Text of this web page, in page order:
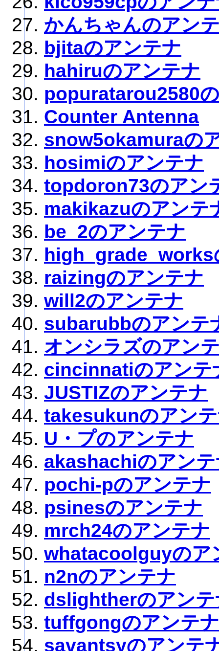
かんちゃんのアン
bjitaのアンテナ
hahiruのアンテナ
popuratarou2580
Counter Antenna
snow5okamuraの
hosimiのアンテナ
topdoron73のアン
makikazuのアンテ
be_2のアンテナ
high_grade_works
raizingのアンテナ
will2のアンテナ
subarubbのアンテ
オンシラズのアン
cincinnatiのアンテ
JUSTIZのアンテナ
takesukunのアン
U・プのアンテナ
akashachiのアン
pochi-pのアンテナ
psinesのアンテナ
mrch24のアンテナ
whatacoolguyのア
n2nのアンテナ
dslightherのアンテ
tuffgongのアンテナ
savantsyのアンテ